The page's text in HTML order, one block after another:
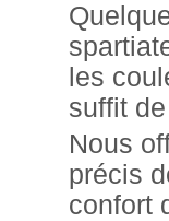
les
suffit
Nous
précis
confort